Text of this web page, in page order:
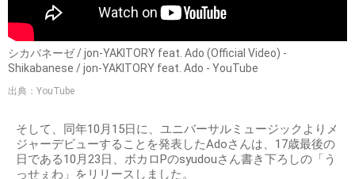
シカバネーゼ / jon-YAKITORY feat. Ado (Official Video) -
Shikabanese / jon-YAKITORY feat. Ado - YouTube
出典：YouTube
そして、同年10月15日に、ユニバーサルミュージックよりメ
ジャーデビューすることを発表したAdoさんは、17歳最後の
日である10月23日、ボカロPのsyudouさん書き下ろしの「う
っせぇわ」をリリースしました。